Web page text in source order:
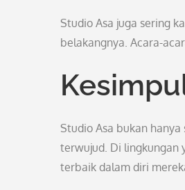
Studio Asa juga sering
belakangnya. Acara-
Studio Asa bukan
terwujud. Di lingkungan
terbaik dalam diri